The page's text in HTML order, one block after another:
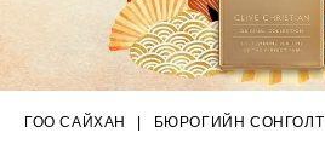
ГОО САЙХАН БЮРОГИЙН СОНГОЛТ